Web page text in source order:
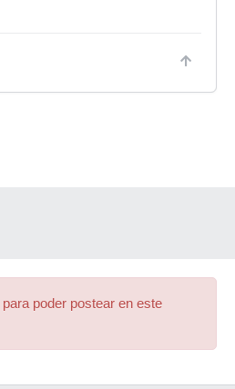
para poder postear en este